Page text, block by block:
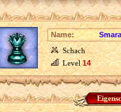
Name:
Schach
Level14